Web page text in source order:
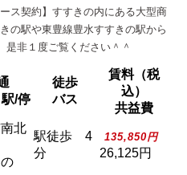
ス契約】すすきの内にある大型商
の駅や東豊線豊水すすきの駅から
是非１度ご覧ください＾＾
/停
徒歩
バス
賃料（税
込）
共益費
北
駅徒歩 4
分
135,850円
26,125円